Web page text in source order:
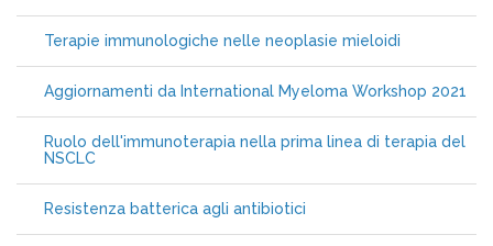
Terapie immunologiche nelle neoplasie mieloidi
Aggiornamenti da International Myeloma Workshop 2021
Ruolo dell'immunoterapia nella prima linea di terapia del
NSCLC
Resistenza batterica agli antibiotici